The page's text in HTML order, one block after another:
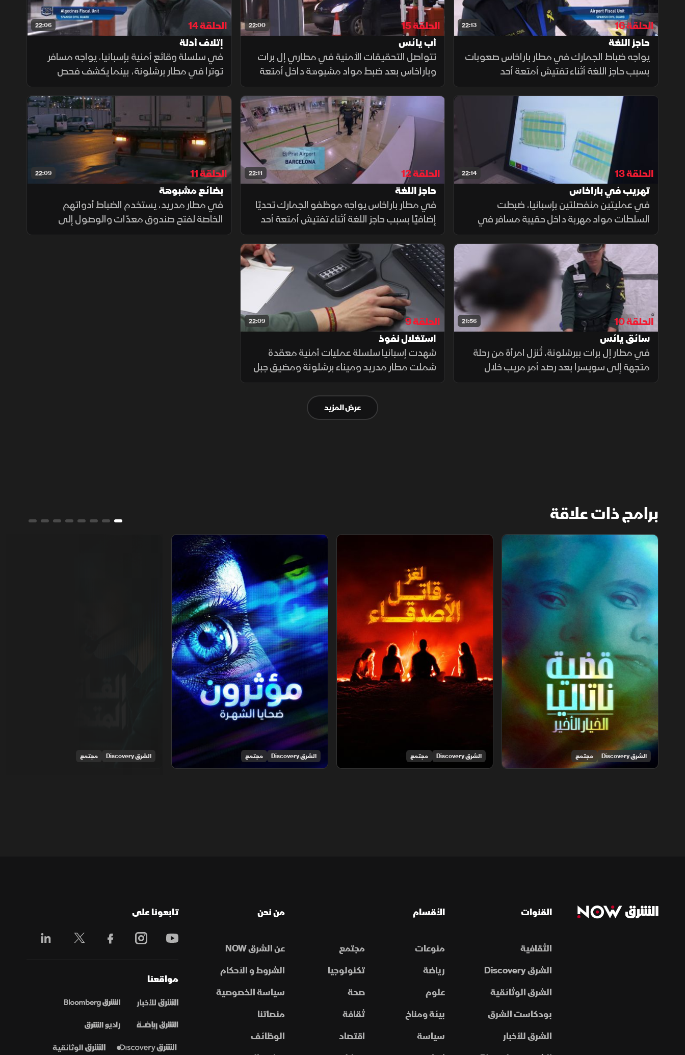
22:13
الحلقة 16
حاجز اللغة
يواجه ضباط الجمارك في مطار باراخاس صعوبات
بسبب حاجز اللغة أثناء تفتيش أمتعة أحد
المسافرين، بينما يتمكن كلب بوليسي عند حدود
أندورا من كشف مواد مهربة مخبأة داخل حقيبة
22:00
الحلقة 15
أب يائس
تتواصل التحقيقات الأمنية في مطاري إل برات
وباراخاس بعد ضبط مواد مشبوهة داخل أمتعة
مسافرين، بينما يشهد معبر لا لينيا دي لا
كونثبثيون تصرفًا محفوفًا بالمخاطر من أب يائس.
22:06
الحلقة 14
إتلاف أدلة
في سلسلة وقائع أمنية بإسبانيا، يواجه مسافر
توترا في مطار برشلونة، بينما يكشف فحص
روتيني في مطار مدريد عن شحنة خطرة، وتتمكن
الجمارك من ضبط مشتبه به حاول إتلاف الأدلة.
22:14
الحلقة 13
تهريب في باراخاس
في عمليتين منفصلتين بإسبانيا، ضبطت
السلطات مواد مهربة داخل حقيبة مسافر في
مطار باراخاس، فيما أوقفت الجمارك في ميناء
الجزيرة الخضراء شاحنة قادمة من المغرب بسبب
تجاوز كمية الزيت الحد المسموح به
22:11
الحلقة 12
حاجز اللغة
في مطار باراخاس يواجه موظفو الجمارك تحديًا
إضافيًا بسبب حاجز اللغة أثناء تفتيش أمتعة أحد
المسافرين المثيرة للريبة، بينما تخضع حاوية شحن
بميناء الجزيرة الخضراء محملة بمستلزمات حفل
زفاف لتفتيش دقيق
22:09
الحلقة 11
بضائع مشبوهة
في مطار مدريد، يستخدم الضباط أدواتهم
الخاصة لفتح صندوق معدّات والوصول إلى
شحنة مخفية بعناية. وفي ميناء برشلونة، يتم
21:56
الحلقة 10
سائق يائس
في مطار إل برات ببرشلونة، تُنزل امرأة من رحلة
متجهة إلى سويسرا بعد رصد أمر مريب خلال
فحص الأمتعة، بينما يشهد معبر لا لينيا الحدودي
22:09
الحلقة 9
استغلال نفوذ
شهدت إسبانيا سلسلة عمليات أمنية معقدة
شملت مطار مدريد وميناء برشلونة ومضيق جبل
طارق، حيث تمكن الحرس المدني من إحباط
تهريب مخدرات عبر مسافر بيروفي، وكشف
محاولة تهريب دراجة نارية مفككة
عرض المزيد
برامج ذات علاقة
قضية ناتاليا.. الخيار الأخير
الشرق Discovery مجتمع
لغز قاتل الأصدقاء
الشرق Discovery مجتمع
مؤثرون.. ضحايا الشهرة
الشرق Discovery مجتمع الشرق Discovery مجتمع
القنوات
الثقافية
الشرق Discovery
الشرق الوثائقية
بودكاست الشرق
الشرق للأخبار
الأقسام
منوعات
مجتمع
رياضة
تكنولوجيا
علوم
صحة
بيئة ومناخ
ثقافة
سياسة
اقتصاد
من نحن
عن الشرق NOW
الشروط و الأحكام
سياسة الخصوصية
منصاتنا
الوظائف
تابعونا على
مواقعنا